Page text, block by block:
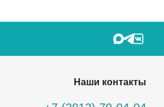
Наши контакты